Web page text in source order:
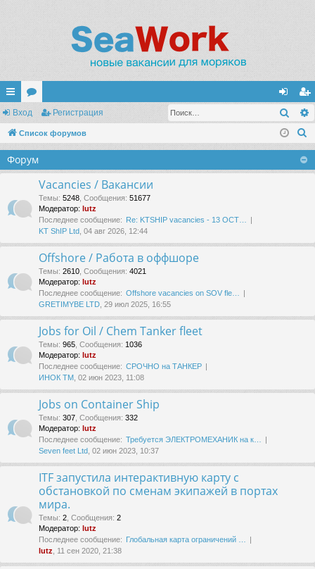
с
ы
лк
и
ор
ум
хо
д
ег
ис
тр
ац
Вход Регистрация
Список форумов
Форум
Vacancies / Вакансии
Темы: 5248 Сообщения: 51677
Модератор: lutz
Последнее сообщение: Re: KTSHIP vacancies - 13 OCT…
KT ShIP Ltd , 04 авг 2026, 12:44
Offshore / Работа в оффшоре
Темы: 2610 Сообщения: 4021
Модератор: lutz
Последнее сообщение: Offshore vacancies on SOV fle…
GRETIMYBE LTD , 29 июл 2025, 16:55
Jobs for Oil / Chem Tanker fleet
Темы: 965 Сообщения: 1036
Модератор: lutz
Последнее сообщение: СРОЧНО на ТАНКЕР
ИНОК ТМ , 02 июн 2023, 11:08
Jobs on Container Ship
Темы: 307 Сообщения: 332
Модератор: lutz
Последнее сообщение: Требуется ЭЛЕКТРОМЕХАНИК на к…
Seven feet Ltd , 02 июн 2023, 10:37
ITF запустила интерактивную карту с
обстановкой по сменам экипажей в портах
мира.
Темы: 2 Сообщения: 2
Модератор: lutz
Последнее сообщение: Глобальная карта ограничений …
lutz , 11 сен 2020, 21:38